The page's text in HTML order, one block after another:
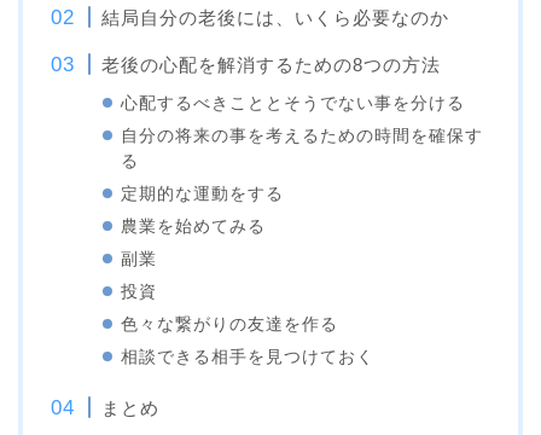
結局自分の老後には、いくら必要なのか
老後の心配を解消するための8つの方法
心配するべきこととそうでない事を分ける
自分の将来の事を考えるための時間を確保す
る
定期的な運動をする
農業を始めてみる
副業
投資
色々な繋がりの友達を作る
相談できる相手を見つけておく
まとめ